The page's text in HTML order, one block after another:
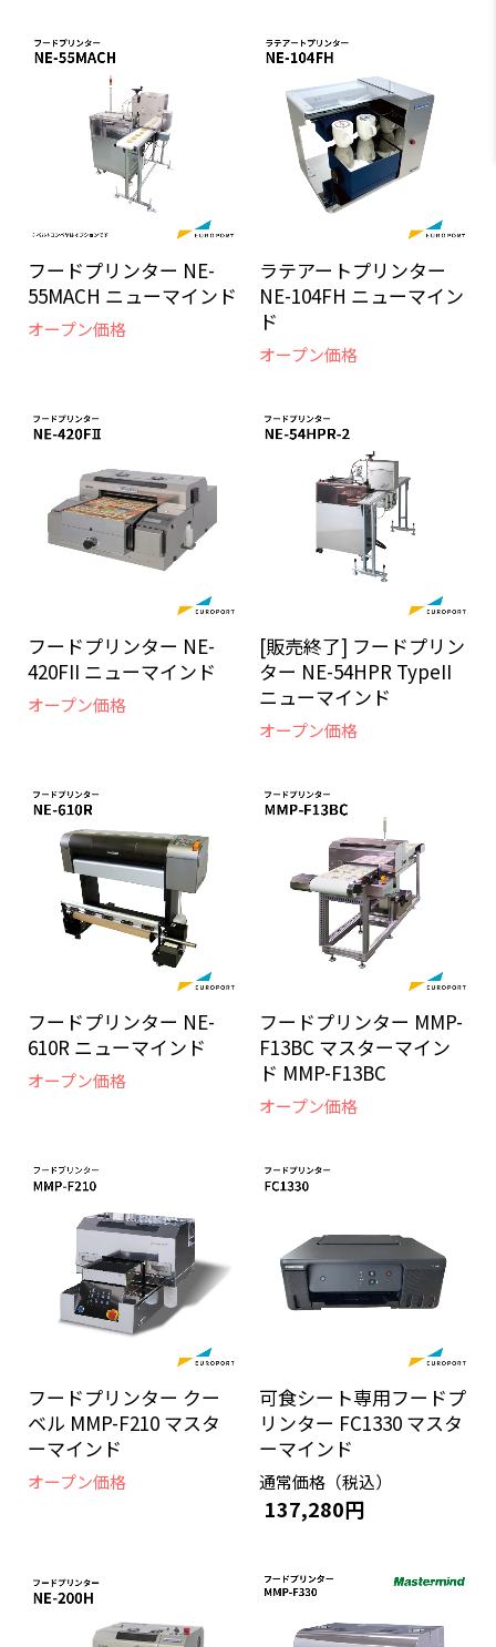
フードプリンター NE-
55MACH ニューマインド
オープン価格
ラテアートプリンター
NE-104FH ニューマイン
ド
オープン価格
フードプリンター NE-
420FII ニューマインド
オープン価格
[販売終了] フードプリン
ター NE-54HPR TypeII
ニューマインド
オープン価格
フードプリンター NE-
610R ニューマインド
オープン価格
フードプリンター MMP-
F13BC マスターマイン
ド MMP-F13BC
オープン価格
フードプリンター クー
ベル MMP-F210 マスタ
ーマインド
オープン価格
可食シート専用フードプ
リンター FC1330 マスタ
ーマインド
通常価格（税込）
137,280円